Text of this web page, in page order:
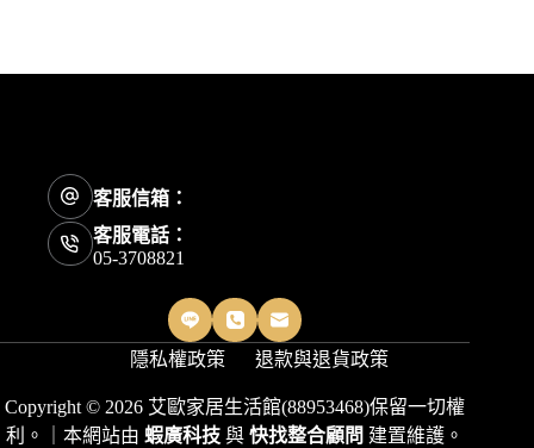
客服信箱：
客服電話：
05-3708821
隱私權政策 退款與退貨政策
Copyright © 2026 艾歐家居生活館(88953468)保留一切權
利。｜本網站由蝦廣科技 與快找整合顧問 建置維護。